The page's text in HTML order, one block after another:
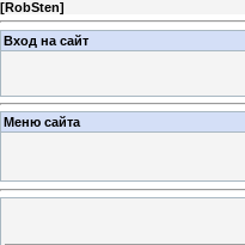
[RobSten]
Вход на сайт
Меню сайта